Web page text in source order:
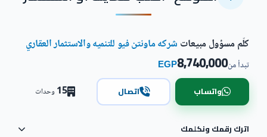
كلّم مسؤول مبيعات شركه ماونتن فيو للتنميه والاستثمار العقاري
تبدأ من8,740,000
EGP
واتساب اتصال 15وحدات
اترك رقمك ونكلمك